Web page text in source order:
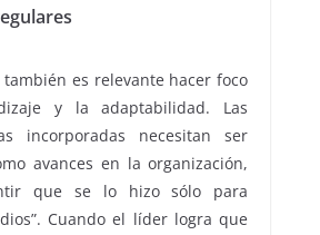
también es relevante hacer foco
y la adaptabilidad. Las
incorporadas necesitan ser
avances en la organización,
que se lo hizo sólo para
Cuando el líder logra que